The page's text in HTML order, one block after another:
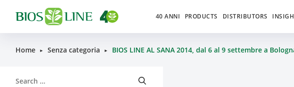
40 ANNI PRODUCTS DISTRIBUTORS
Home ► Senza categoria ► BIOS LINE AL SANA 2014, dal 6 al 9 settembre a